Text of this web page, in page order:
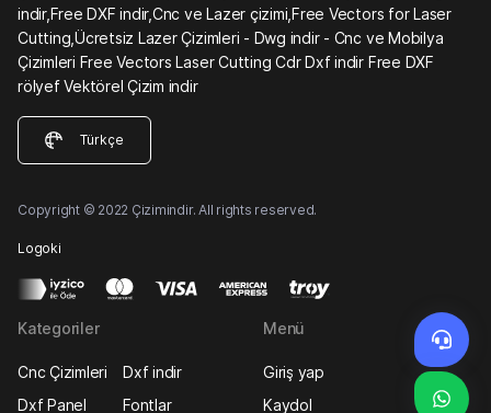
indir,Free DXF indir,Cnc ve Lazer çizimi,Free Vectors for Laser
Cutting,Ücretsiz Lazer Çizimleri - Dwg indir - Cnc ve Mobilya
Çizimleri Free Vectors Laser Cutting Cdr Dxf indir Free DXF
rölyef Vektörel Çizim indir
Türkçe
Copyright © 2022 Çizimindir. All rights reserved.
Logoki
Kategoriler
Cnc Çizimleri
Dxf indir
Dxf Panel
Fontlar
Menü
Giriş yap
Kaydol